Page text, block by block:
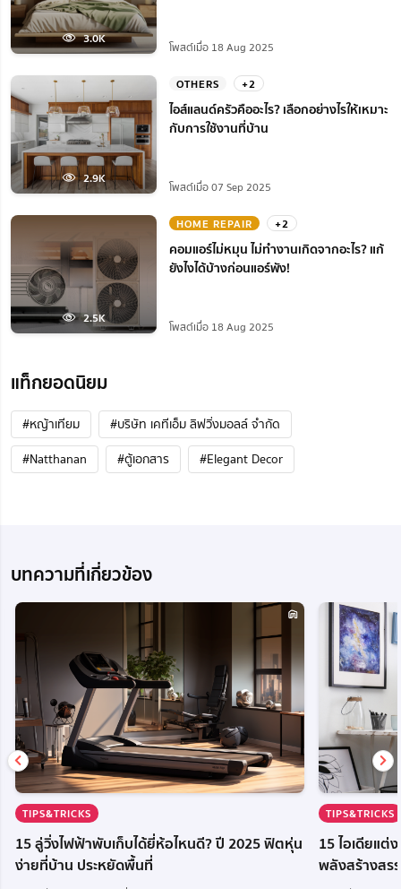
3.0K
โพสต์เมื่อ 18 Aug 2025
2.9K
OTHERS +2
ไอส์แลนด์ครัวคืออะไร? เลือกอย่างไรให้เหมาะ
กับการใช้งานที่บ้าน
โพสต์เมื่อ 07 Sep 2025
2.5K
HOME REPAIR +2
คอมแอร์ไม่หมุน ไม่ทํางานเกิดจากอะไร? แก้
ยังไงได้บ้างก่อนแอร์พัง!
โพสต์เมื่อ 18 Aug 2025
แท็กยอดนิยม
#หญ้าเทียม
#บริษัท เคทีเอ็ม ลิฟวิ่งมอลล์ จำกัด
#Natthanan
#ตู้เอกสาร #Elegant Decor
บทความที่เกี่ยวข้อง
TIPS&TRICKS
15 ลู่วิ่งไฟฟ้าพับเก็บได้ยี่ห้อไหนดี? ปี 2025 ฟิตหุ่น
ง่ายที่บ้าน ประหยัดพื้นที่
TIPS&TRICKS
15 ไอเดียแ
พลังสร้างสร